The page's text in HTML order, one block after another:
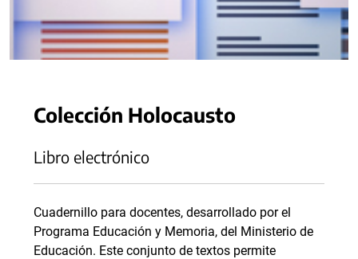
Colección Holocausto
Libro electrónico
Cuadernillo para docentes, desarrollado por el
Programa Educación y Memoria, del Ministerio de
Educación. Este conjunto de textos permite